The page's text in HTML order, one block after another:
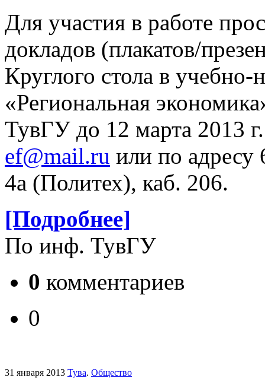
Для участия в работе
докладов (плакатов/
Круглого стола в
«Региональная
ТувГУ до 12 марта 2013
ef@mail.ru или по адресу
4а (Политех), каб. 206.
[Подробнее]
По инф. ТувГУ
0 комментариев
0
31 января 2013 Тува. Общество